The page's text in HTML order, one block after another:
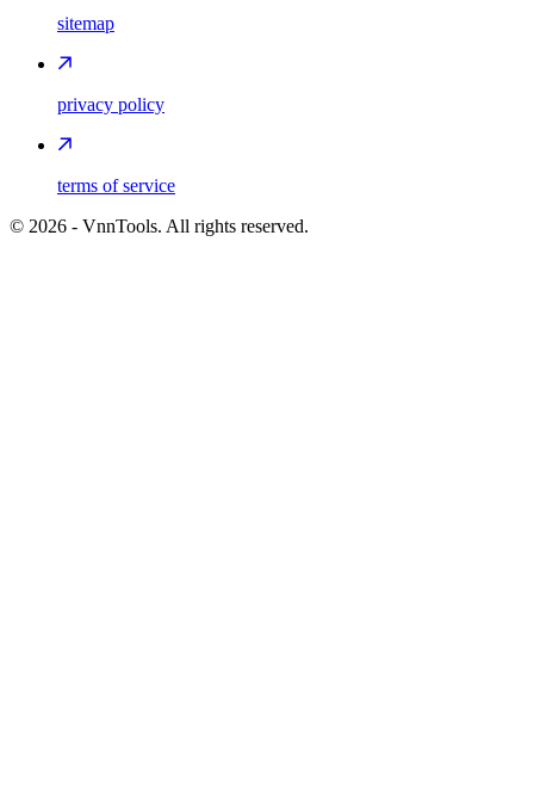
sitemap
privacy policy
terms of service
© 2026 - VnnTools. All rights reserved.